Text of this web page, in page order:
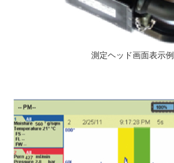
測定ヘッド画面表示例